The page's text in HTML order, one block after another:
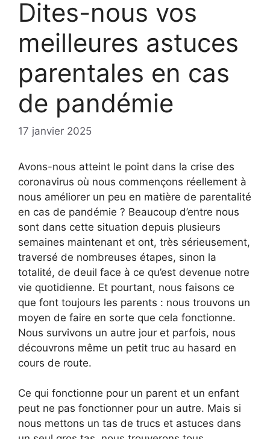
Dites-nous vos
meilleures astuces
parentales en cas
de pandémie
17 janvier 2025
Avons-nous atteint le point dans la crise des
coronavirus où nous commençons réellement à
nous améliorer un peu en matière de parentalité
en cas de pandémie ? Beaucoup d’entre nous
sont dans cette situation depuis plusieurs
semaines maintenant et ont, très sérieusement,
traversé de nombreuses étapes, sinon la
totalité, de deuil face à ce qu’est devenue notre
vie quotidienne. Et pourtant, nous faisons ce
que font toujours les parents : nous trouvons un
moyen de faire en sorte que cela fonctionne.
Nous survivons un autre jour et parfois, nous
découvrons même un petit truc au hasard en
cours de route.
Ce qui fonctionne pour un parent et un enfant
peut ne pas fonctionner pour un autre. Mais si
nous mettons un tas de trucs et astuces dans